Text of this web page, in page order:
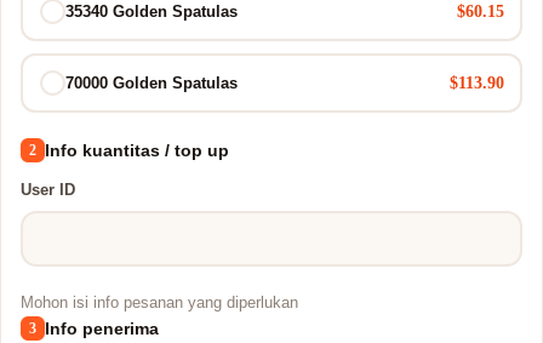
35340 Golden Spatulas $60.15
70000 Golden Spatulas $113.90
2 Info kuantitas / top up
User ID
Mohon isi info pesanan yang diperlukan
3 Info penerima